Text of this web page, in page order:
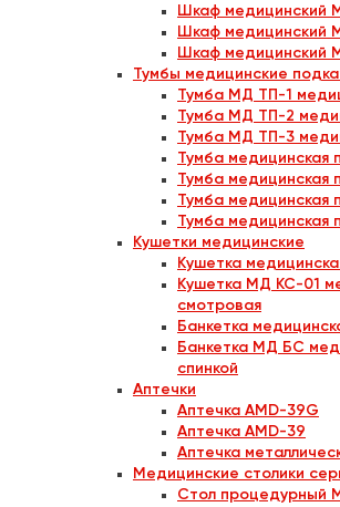
Шкаф медицинский
Шкаф медицинский
Шкаф медицинский
Тумбы медицинские
Тумба МД ТП-1
Тумба МД ТП-2
Тумба МД ТП-3
Тумба медицинская
Тумба медицинская
Тумба медицинская
Тумба медицинская
Кушетки медицинские
Кушетка
Кушетка МД КС-01
смотровая
Банкетка
Банкетка МД БС
спинкой
Аптечки
Аптечка AMD-39G
Аптечка AMD-39
Аптечка
Медицинские столики
Стол процедурный